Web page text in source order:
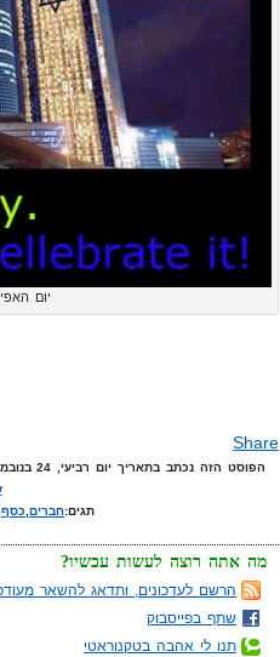
יום
Share
הפוסט הזה נכתב בתאריך יום רביעי, 24 בנובמבר, 2010 בשעה 13:15 תחת הקטגוריות
תגים:חברים כסף
מה אתה רוצה לעשות עכשיו?
הרשם לעדכונים, ותדאג להשאר
שתף בפייסבוק
תנו לי אהבה בטקנוראטי